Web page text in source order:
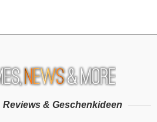
Reviews & Geschenkideen